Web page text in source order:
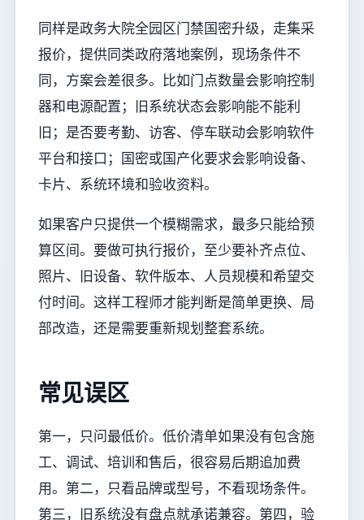
同样是政务大院全园区门禁国密升级，走集采
报价，提供同类政府落地案例，现场条件不
同，方案会差很多。比如门点数量会影响控制
器和电源配置；旧系统状态会影响能不能利
旧；是否要考勤、访客、停车联动会影响软件
平台和接口；国密或国产化要求会影响设备、
卡片、系统环境和验收资料。
如果客户只提供一个模糊需求，最多只能给预
算区间。要做可执行报价，至少要补齐点位、
照片、旧设备、软件版本、人员规模和希望交
付时间。这样工程师才能判断是简单更换、局
部改造，还是需要重新规划整套系统。
常见误区
第一，只问最低价。低价清单如果没有包含施
工、调试、培训和售后，很容易后期追加费
用。第二，只看品牌或型号，不看现场条件。
第三，旧系统没有盘点就承诺兼容。第四，验